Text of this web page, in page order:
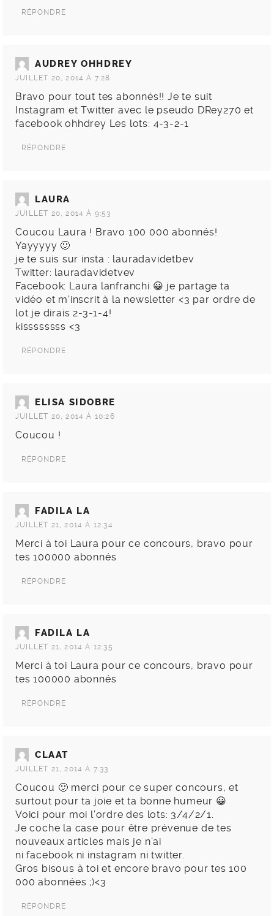
RÉPONDRE
AUDREY OHHDREY
JUILLET 20, 2014 À 7:28
Bravo pour tout tes abonnés!! Je te suit
Instagram et Twitter avec le pseudo DRey270 et
facebook ohhdrey Les lots: 4-3-2-1
RÉPONDRE
LAURA
JUILLET 20, 2014 À 9:53
Coucou Laura ! Bravo 100 000 abonnés!
Yayyyyy 🙂
je te suis sur insta : lauradavidetbev
Twitter: lauradavidetvev
Facebook: Laura lanfranchi 😀 je partage ta
vidéo et m’inscrit à la newsletter <3 par ordre de
lot je dirais 2-3-1-4!
kissssssss <3
RÉPONDRE
ELISA SIDOBRE
JUILLET 20, 2014 À 10:26
Coucou !
RÉPONDRE
FADILA LA
JUILLET 21, 2014 À 12:34
Merci à toi Laura pour ce concours, bravo pour
tes 100000 abonnés
RÉPONDRE
FADILA LA
JUILLET 21, 2014 À 12:35
Merci à toi Laura pour ce concours, bravo pour
tes 100000 abonnés
RÉPONDRE
CLAAT
JUILLET 21, 2014 À 7:33
Coucou 🙂 merci pour ce super concours, et
surtout pour ta joie et ta bonne humeur 😀
Voici pour moi l’ordre des lots: 3/4/2/1.
Je coche la case pour être prévenue de tes
nouveaux articles mais je n’ai
ni facebook ni instagram ni twitter.
Gros bisous à toi et encore bravo pour tes 100
000 abonnées ;)<3
RÉPONDRE